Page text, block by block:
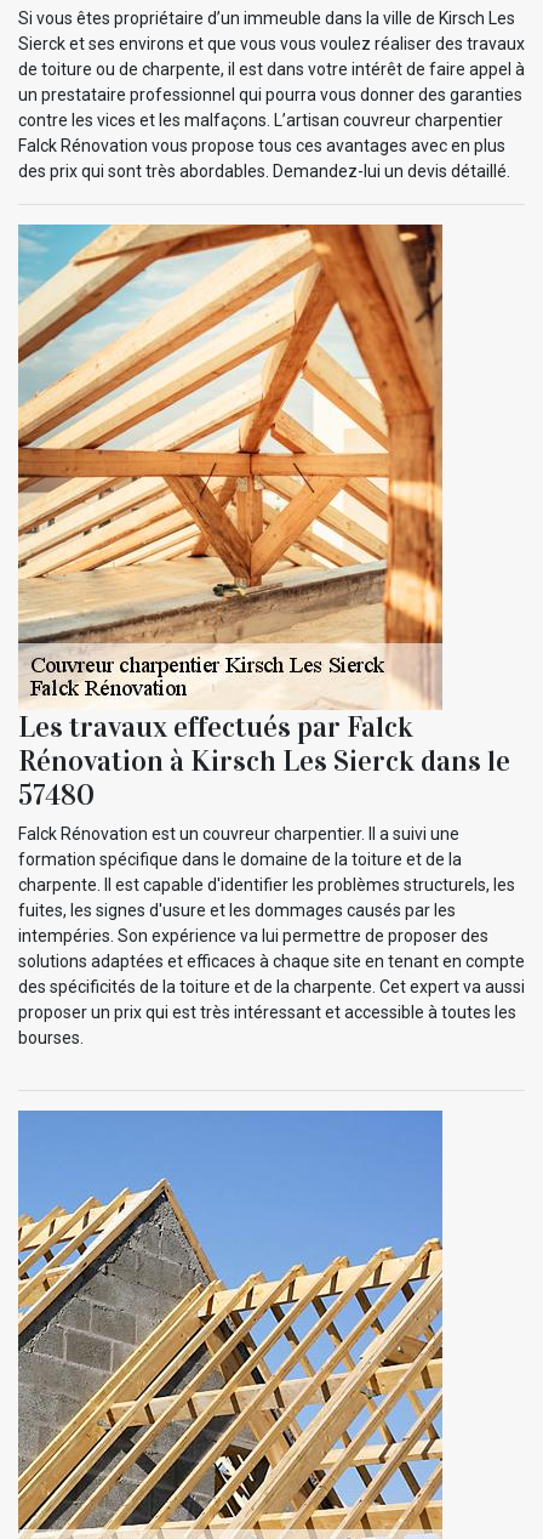
Si vous êtes propriétaire d’un immeuble dans la ville de Kirsch Les
Sierck et ses environs et que vous vous voulez réaliser des travaux
de toiture ou de charpente, il est dans votre intérêt de faire appel à
un prestataire professionnel qui pourra vous donner des garanties
contre les vices et les malfaçons. L’artisan couvreur charpentier
Falck Rénovation vous propose tous ces avantages avec en plus
des prix qui sont très abordables. Demandez-lui un devis détaillé.
Les travaux effectués par Falck
Rénovation à Kirsch Les Sierck dans le
57480
Falck Rénovation est un couvreur charpentier. Il a suivi une
formation spécifique dans le domaine de la toiture et de la
charpente. Il est capable d'identifier les problèmes structurels, les
fuites, les signes d'usure et les dommages causés par les
intempéries. Son expérience va lui permettre de proposer des
solutions adaptées et efficaces à chaque site en tenant en compte
des spécificités de la toiture et de la charpente. Cet expert va aussi
proposer un prix qui est très intéressant et accessible à toutes les
bourses.